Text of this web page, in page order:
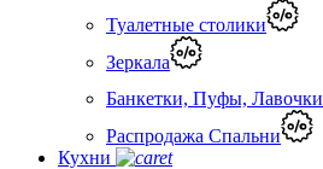
Туалетные столики
Зеркала
Банкетки, Пуфы, Лавочки
Распродажа Спальни
Кухни